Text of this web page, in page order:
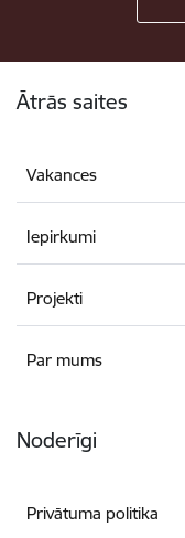
Ātrās saites
Vakances
Iepirkumi
Projekti
Par mums
Noderīgi
Privātuma politika